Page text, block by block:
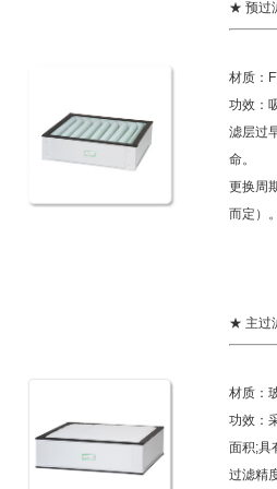
★ 预过
材质：
功效：
滤层过
命。
更换周
而定）。
★ 主过
材质：
功效：
面积;具
过滤精